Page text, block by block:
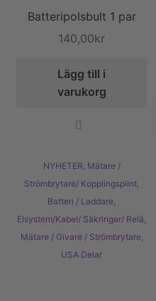
Batteripolsbult 1 par
140,00kr
Lägg till i
varukorg
NYHETER Mätare /
Strömbrytare/ Kopplingsplint
Batteri / Laddare
Elsystem/Kabel/ Säkringar/ Relä
Mätare / Givare / Strömbrytare
USA Delar